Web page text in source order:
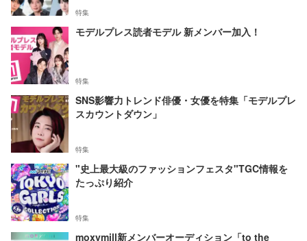
特集
モデルプレス読者モデル 新メンバー加入！
特集
SNS影響力トレンド俳優・女優を特集「モデルプレ
スカウントダウン」
特集
"史上最大級のファッションフェスタ"TGC情報を
たっぷり紹介
特集
moxymill新メンバーオーディション「to the